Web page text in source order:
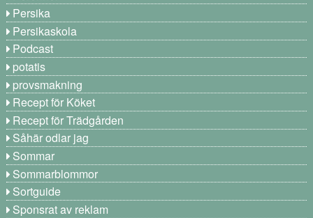
Persika
Persikaskola
Podcast
potatis
provsmakning
Recept för Köket
Recept för Trädgården
Såhär odlar jag
Sommar
Sommarblommor
Sortguide
Sponsrat av reklam